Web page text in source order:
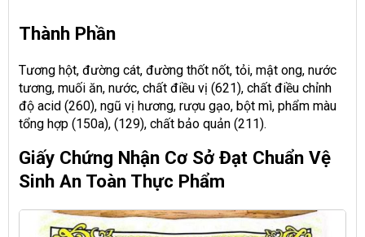
Thành Phần
Tương hột, đường cát, đường thốt nốt, tỏi, mật ong, nước
tương, muối ăn, nước, chất điều vị (621), chất điều chỉnh
độ acid (260), ngũ vị hương, rượu gạo, bột mì, phẩm màu
tổng hợp (150a), (129), chất bảo quản (211).
Giấy Chứng Nhận Cơ Sở Đạt Chuẩn Vệ
Sinh An Toàn Thực Phẩm